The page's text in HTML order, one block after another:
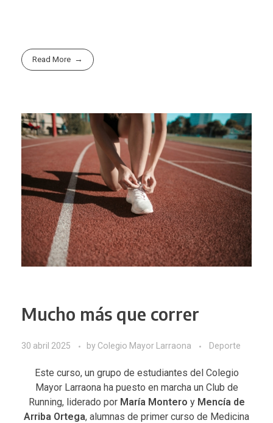
Read More
Mucho más que correr
30 abril 2025 by Colegio Mayor Larraona Deporte
Este curso, un grupo de estudiantes del Colegio
Mayor Larraona ha puesto en marcha un Club de
Running, liderado por María Montero y Mencía de
Arriba Ortega, alumnas de primer curso de Medicina